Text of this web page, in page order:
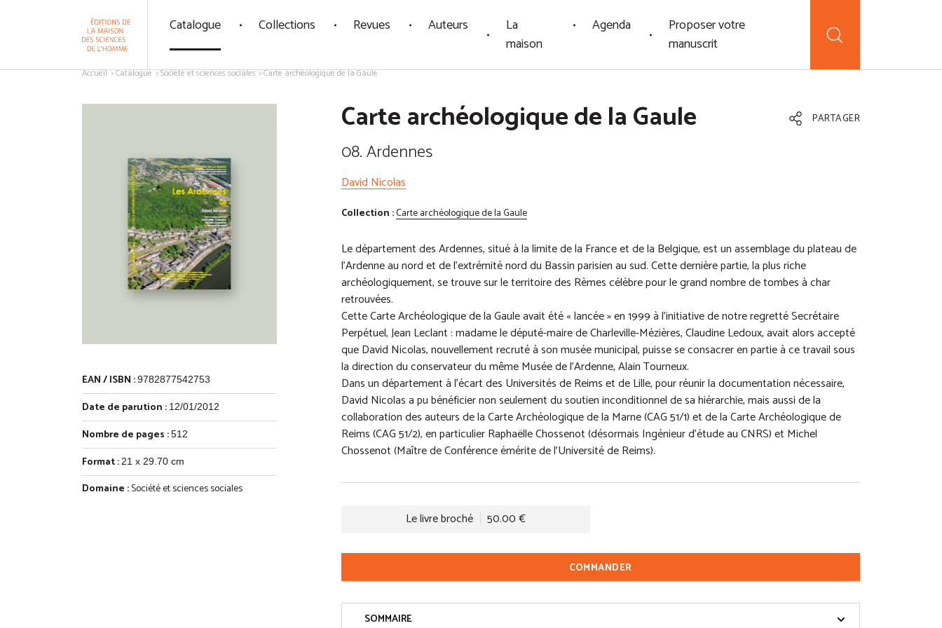
Catalogue Collections Revues Auteurs
La
maison
Agenda
Proposer votre
manuscrit
Accueil Catalogue Société et sciences sociales Carte archéologique de la Gaule
EAN / ISBN :9782877542753
Date de parution : 12/01/2012
Nombre de pages :512
Format : 21 x 29.70 cm
Domaine :Société et sciences sociales
Carte archéologique de la Gaule
08. Ardennes
PARTAGER
David Nicolas
Collection :Carte archéologique de la Gaule
Le département des Ardennes, situé à la limite de la France et de la Belgique, est un assemblage du plateau de
l’Ardenne au nord et de l’extrémité nord du Bassin parisien au sud. Cette dernière partie, la plus riche
archéologiquement, se trouve sur le territoire des Rèmes célèbre pour le grand nombre de tombes à char
retrouvées.
Cette Carte Archéologique de la Gaule avait été « lancée » en 1999 à l’initiative de notre regretté Secrétaire
Perpétuel, Jean Leclant : madame le député-maire de Charleville-Mézières, Claudine Ledoux, avait alors accepté
que David Nicolas, nouvellement recruté à son musée municipal, puisse se consacrer en partie à ce travail sous
la direction du conservateur du même Musée de l’Ardenne, Alain Tourneux.
Dans un département à l’écart des Universités de Reims et de Lille, pour réunir la documentation nécessaire,
David Nicolas a pu bénéficier non seulement du soutien inconditionnel de sa hiérarchie, mais aussi de la
collaboration des auteurs de la Carte Archéologique de la Marne (CAG 51/1) et de la Carte Archéologique de
Reims (CAG 51/2), en particulier Raphaëlle Chossenot (désormais Ingénieur d’étude au CNRS) et Michel
Chossenot (Maître de Conférence émérite de l’Université de Reims).
Le livre broché 50.00 €
COMMANDER
SOMMAIRE